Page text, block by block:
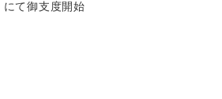
て御支度開始